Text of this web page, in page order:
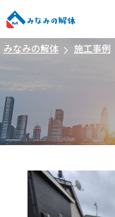
みなみの解体 施工事例